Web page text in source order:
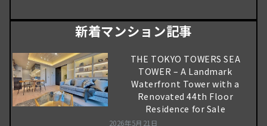
新着マンション記事
THE TOKYO TOWERS SEA
TOWER – A Landmark
Waterfront Tower with a
Renovated 44th Floor
Residence for Sale
2026年5月21日